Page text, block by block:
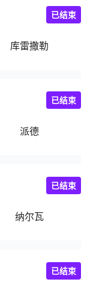
库雷撒勒
已结束
派德
已结束
纳尔瓦
已结束
已结束